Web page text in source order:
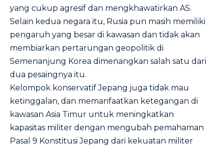
yang cukup agresif dan mengkhawatirkan AS.
Selain kedua negara itu, Rusia pun masih memiliki
pengaruh yang besar di kawasan dan tidak akan
membiarkan pertarungan geopolitik di
Semenanjung Korea dimenangkan salah satu dari
dua pesaingnya itu.
Kelompok konservatif Jepang juga tidak mau
ketinggalan, dan memanfaatkan ketegangan di
kawasan Asia Timur untuk meningkatkan
kapasitas militer dengan mengubah pemahaman
Pasal 9 Konstitusi Jepang dari kekuatan militer